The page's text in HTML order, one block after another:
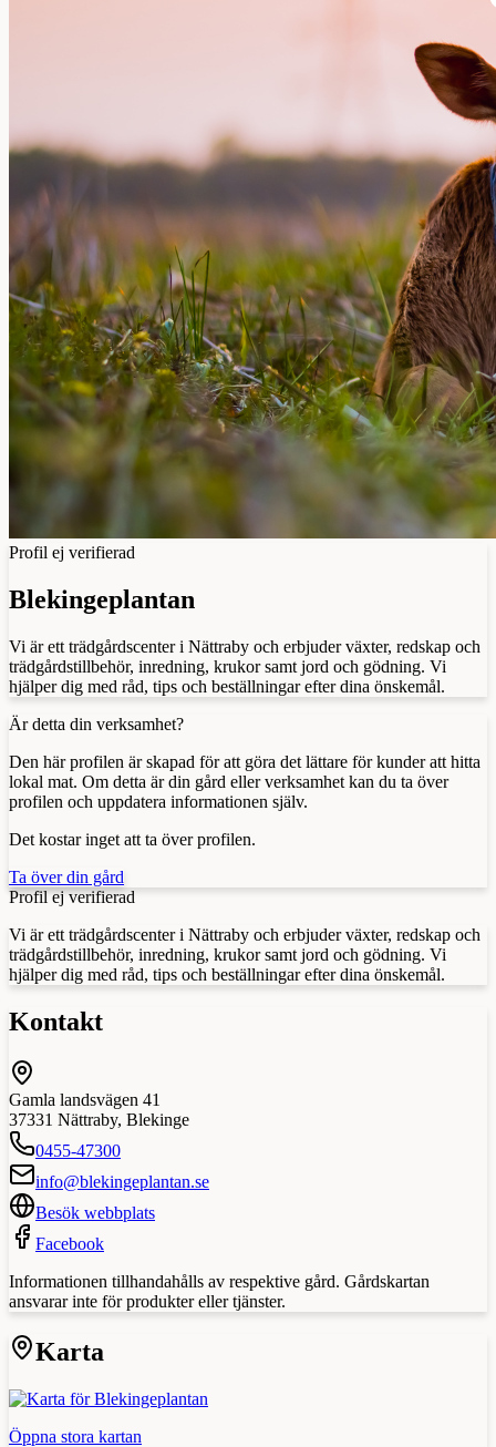
Profil ej verifierad
Blekingeplantan
Vi är ett trädgårdscenter i Nättraby och erbjuder växter, redskap och
trädgårdstillbehör, inredning, krukor samt jord och gödning. Vi
hjälper dig med råd, tips och beställningar efter dina önskemål.
Är detta din verksamhet?
Den här profilen är skapad för att göra det lättare för kunder att hitta
lokal mat. Om detta är din gård eller verksamhet kan du ta över
profilen och uppdatera informationen själv.
Det kostar inget att ta över profilen.
Ta över din gård
Profil ej verifierad
Vi är ett trädgårdscenter i Nättraby och erbjuder växter, redskap och
trädgårdstillbehör, inredning, krukor samt jord och gödning. Vi
hjälper dig med råd, tips och beställningar efter dina önskemål.
Kontakt
Gamla landsvägen 41
37331 Nättraby, Blekinge
0455-47300
info@blekingeplantan.se
Besök webbplats
Facebook
Informationen tillhandahålls av respektive gård. Gårdskartan
ansvarar inte för produkter eller tjänster.
Karta
Öppna stora kartan